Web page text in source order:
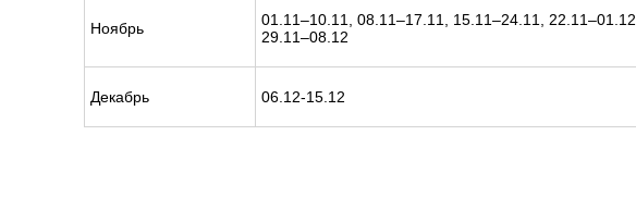
Ноябрь
01.11–10.11, 08.11–17.11, 15.11–24.11, 22.11–01.12,
29.11–08.12
Декабрь 06.12-15.12